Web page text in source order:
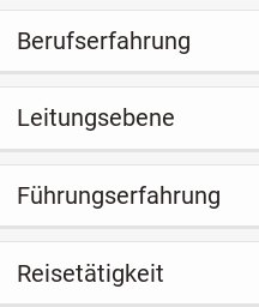
Berufserfahrung
Leitungsebene
Führungserfahrung
Reisetätigkeit